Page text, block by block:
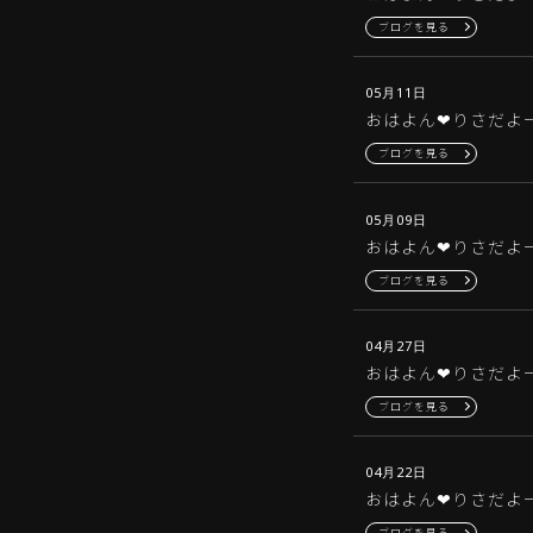
ブログを見る
05月11日
おはよん‪‪❤︎‬りさだよ
ブログを見る
05月09日
おはよん‪‪❤︎‬りさだよ
ブログを見る
04月27日
おはよん‪‪❤︎‬りさだよ
ブログを見る
04月22日
おはよん‪‪❤︎‬りさだよ